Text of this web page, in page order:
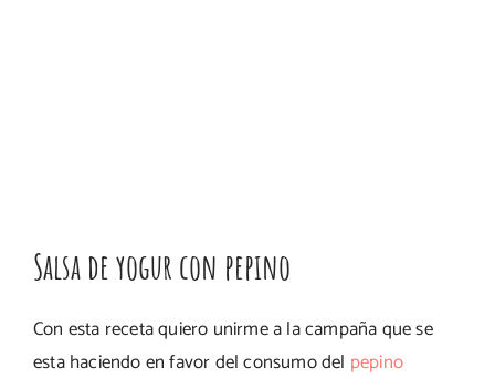
Salsa de yogur con pepino
Con esta receta quiero unirme a la campaña que se
esta haciendo en favor del consumo del pepino